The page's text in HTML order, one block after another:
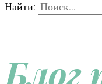
Найти:
Блог